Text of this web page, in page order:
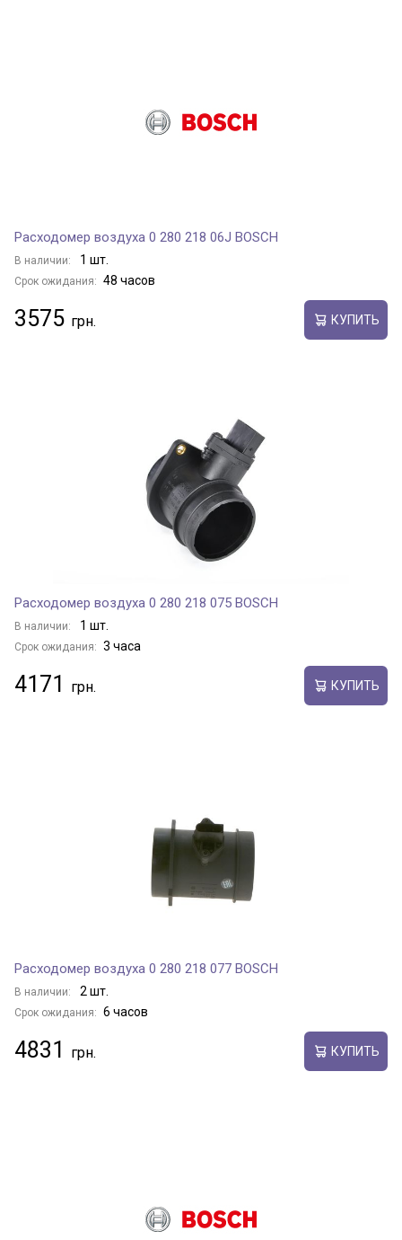
Расходомер воздуха 0 280 218 06J BOSCH
В наличии: 1 шт.
Срок ожидания: 48 часов
3575 КУПИТЬ
Расходомер воздуха 0 280 218 075 BOSCH
В наличии: 1 шт.
Срок ожидания: 3 часа
4171 КУПИТЬ
Расходомер воздуха 0 280 218 077 BOSCH
В наличии: 2 шт.
Срок ожидания: 6 часов
4831 КУПИТЬ